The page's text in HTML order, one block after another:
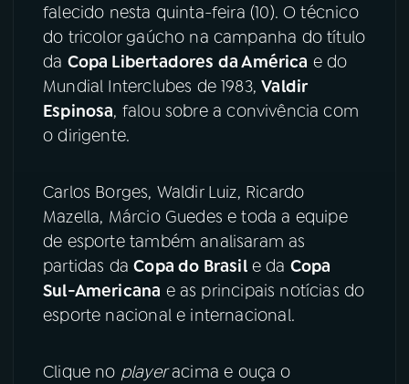
ACOMPANHE A RÁDIO NACIONAL
Facebook
Instagram X
TikTok
falecido nesta quinta-feira (10). O técnico
do tricolor gaúcho na campanha do título
da Copa Libertadores da América e do
Mundial Interclubes de 1983,Valdir
Espinosa, falou sobre a convivência com
o dirigente.
Carlos Borges, Waldir Luiz, Ricardo
Mazella, Márcio Guedes e toda a equipe
de esporte também analisaram as
partidas daCopa do Brasile da Copa
Sul-Americana e as principais notícias do
esporte nacional e internacional.
Clique no playeracima e ouça o